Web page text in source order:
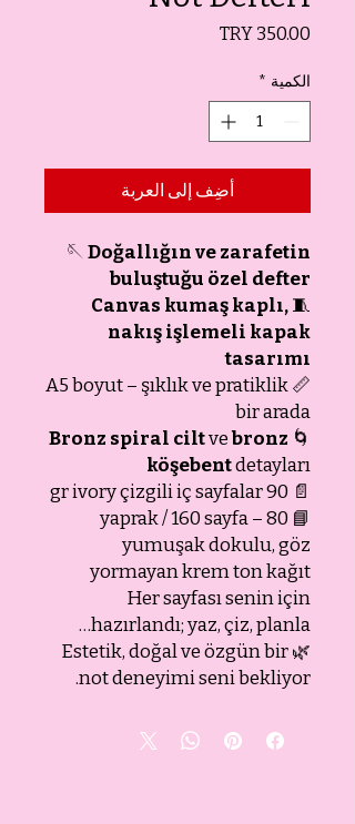
السعر
الكمية *
أضِف إلى العربة
🪡 Doğallığın ve zarafetin
buluştuğu özel defter
🧵
Canvas kumaş kaplı,
nakış işlemeli kapak
tasarımı
📏 A5 boyut – şıklık ve pratiklik
bir arada
🌀
Bronz spiral ciltvebronz
köşebentdetayları
📄 90 gr ivory çizgili iç sayfalar
📘 80 yaprak / 160 sayfa –
yumuşak dokulu, göz
yormayan krem ton kağıt
Her sayfası senin için
hazırlandı; yaz, çiz, planla…
🌿 Estetik, doğal ve özgün bir
not deneyimi seni bekliyor.